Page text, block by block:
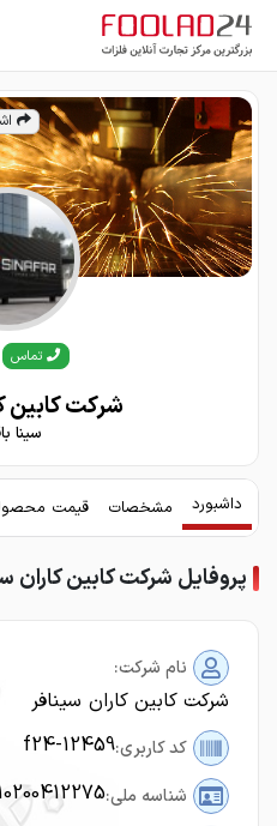
تماس
شرکت کابین
سینا
داشبورد مشخصات قیمت
پروفایل شرکت کابین کاران
نام شرکت:
شرکت کابین کاران سینافر
کد کاربری:f24-12459
شناسه ملی: